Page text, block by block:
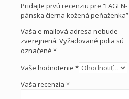
Pridajte prvú recenziu pre “LAGEN-
pánska čierna kožená peňaženka”
Vaša e-mailová adresa nebude
zverejnená. Vyžadované polia sú
označené *
Vaše hodnotenie *
Vaša recenzia *